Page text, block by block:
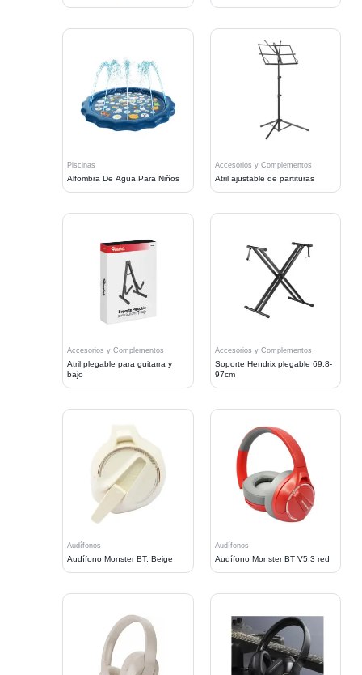
Piscinas
Alfombra De Agua Para Niños
Accesorios y Complementos
Atril ajustable de partituras
Accesorios y Complementos
Atril plegable para guitarra y
bajo
Accesorios y Complementos
Soporte Hendrix plegable 69.8-
97cm
Audífonos
Audífono Monster BT, Beige
Audífonos
Audífono Monster BT V5.3 red